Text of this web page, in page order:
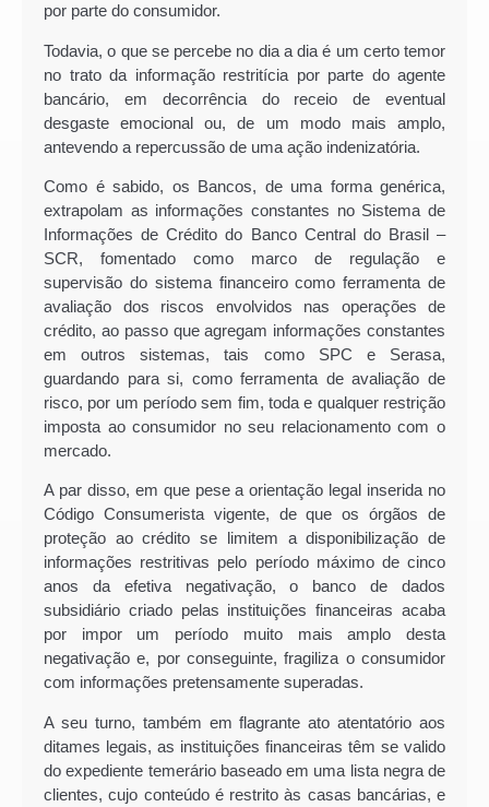
por parte do consumidor.
Todavia, o que se percebe no dia a dia é um certo temor
no trato da informação restritícia por parte do agente
bancário, em decorrência do receio de eventual
desgaste emocional ou, de um modo mais amplo,
antevendo a repercussão de uma ação indenizatória.
Como é sabido, os Bancos, de uma forma genérica,
extrapolam as informações constantes no Sistema de
Informações de Crédito do Banco Central do Brasil –
SCR, fomentado como marco de regulação e
supervisão do sistema financeiro como ferramenta de
avaliação dos riscos envolvidos nas operações de
crédito, ao passo que agregam informações constantes
em outros sistemas, tais como SPC e Serasa,
guardando para si, como ferramenta de avaliação de
risco, por um período sem fim, toda e qualquer restrição
imposta ao consumidor no seu relacionamento com o
mercado.
A par disso, em que pese a orientação legal inserida no
Código Consumerista vigente, de que os órgãos de
proteção ao crédito se limitem a disponibilização de
informações restritivas pelo período máximo de cinco
anos da efetiva negativação, o banco de dados
subsidiário criado pelas instituições financeiras acaba
por impor um período muito mais amplo desta
negativação e, por conseguinte, fragiliza o consumidor
com informações pretensamente superadas.
A seu turno, também em flagrante ato atentatório aos
ditames legais, as instituições financeiras têm se valido
do expediente temerário baseado em uma lista negra de
clientes, cujo conteúdo é restrito às casas bancárias, e